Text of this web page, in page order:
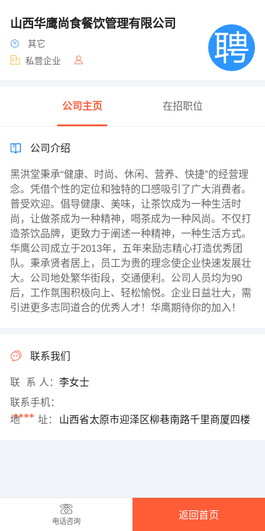
山西华鹰尚食餐饮管理有限公司
其它
私营企业
公司主页 在招职位
公司介绍
黑洪堂秉承“健康、时尚、休闲、营养、快捷”的经营理
念。凭借个性的定位和独特的口感吸引了广大消费者。
普受欢迎。倡导健康、美味，让茶饮成为一种生活时
尚，让做茶成为一种精神，喝茶成为一种风尚。不仅打
造茶饮品牌，更致力于阐述一种精神，一种生活方式。
华鹰公司成立于2013年，五年来励志精心打造优秀团
队。秉承贤者居上，员工为贵的理念使企业快速发展壮
大。公司地处繁华街段，交通便利。公司人员均为90
后，工作氛围积极向上、轻松愉悦。企业日益壮大，需
引进更多志同道合的优秀人才！华鹰期待你的加入！
联系我们
联 系 人： 李女士
联系手机：
****
地 址： 山西省太原市迎泽区柳巷南路千里商厦四楼
电话咨询
返回首页